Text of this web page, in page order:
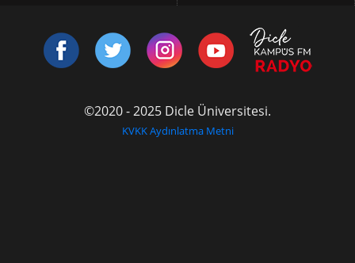
©2020 - 2025 Dicle Üniversitesi.
KVKK Aydınlatma Metni